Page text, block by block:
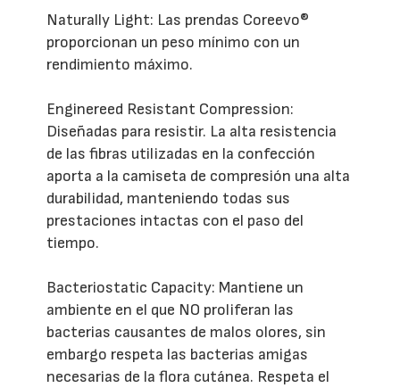
Naturally Light: Las prendas Coreevo®
proporcionan un peso mínimo con un
rendimiento máximo.
Enginereed Resistant Compression:
Diseñadas para resistir. La alta resistencia
de las fibras utilizadas en la confección
aporta a la camiseta de compresión una alta
durabilidad, manteniendo todas sus
prestaciones intactas con el paso del
tiempo.
Bacteriostatic Capacity: Mantiene un
ambiente en el que NO proliferan las
bacterias causantes de malos olores, sin
embargo respeta las bacterias amigas
necesarias de la flora cutánea. Respeta el